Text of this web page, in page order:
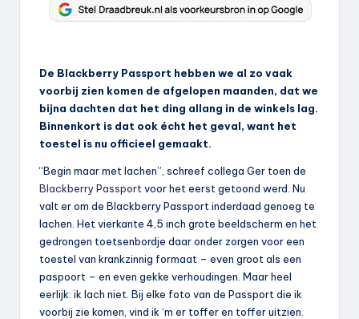
De Blackberry Passport hebben we al zo vaak
voorbij zien komen de afgelopen maanden, dat we
bijna dachten dat het ding allang in de winkels lag.
Binnenkort is dat ook écht het geval, want het
toestel is nu officieel gemaakt.
“Begin maar met lachen”, schreef collega Ger toen de
Blackberry Passport voor het eerst getoond werd. Nu
valt er om de Blackberry Passport inderdaad genoeg te
lachen. Het vierkante 4,5 inch grote beeldscherm en het
gedrongen toetsenbordje daar onder zorgen voor een
toestel van krankzinnig formaat – even groot als een
paspoort – en even gekke verhoudingen. Maar heel
eerlijk: ik lach niet. Bij elke foto van de Passport die ik
voorbij zie komen, vind ik ‘m er toffer en toffer uitzien.